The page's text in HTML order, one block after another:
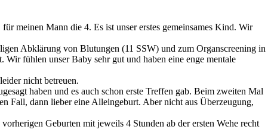
meinen Mann die 4. Es ist unser erstes gemeinsames Kind. Wir
Abklärung von Blutungen (11 SSW) und zum Organscreening in
fühlen unser Baby sehr gut und haben eine enge mentale
nicht betreuen.
haben und es auch schon erste Treffen gab. Beim zweiten Mal
Fall, dann lieber eine Alleingeburt. Aber nicht aus Überzeugung,
Geburten mit jeweils 4 Stunden ab der ersten Wehe recht